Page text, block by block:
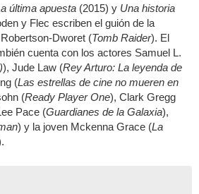
última apuesta (2015) y Una historia
y Flec escriben el guión de la
Dworet (Tomb Raider). El
cuenta con los actores Samuel L.
), Jude Law (Rey Arturo: La leyenda de
(Las estrellas de cine no mueren en
(Ready Player One), Clark Gregg
Pace (Guardianes de la Galaxia),
) y la joven Mckenna Grace (La